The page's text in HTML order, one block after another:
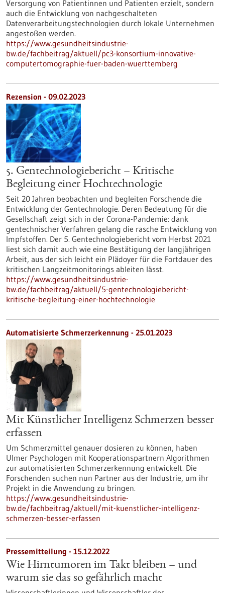
Versorgung von Patientinnen und Patienten erzielt, sondern
auch die Entwicklung von nachgeschalteten
Datenverarbeitungstechnologien durch lokale Unternehmen
angestoßen werden.
https://www.gesundheitsindustrie-
bw.de/fachbeitrag/aktuell/pc3-konsortium-innovative-
computertomographie-fuer-baden-wuerttemberg
Rezension - 09.02.2023
5. Gentechnologiebericht – Kritische
Begleitung einer Hochtechnologie
Seit 20 Jahren beobachten und begleiten Forschende die
Entwicklung der Gentechnologie. Deren Bedeutung für die
Gesellschaft zeigt sich in der Corona-Pandemie: dank
gentechnischer Verfahren gelang die rasche Entwicklung von
Impfstoffen. Der 5. Gentechnologiebericht vom Herbst 2021
liest sich damit auch wie eine Bestätigung der langjährigen
Arbeit, aus der sich leicht ein Plädoyer für die Fortdauer des
kritischen Langzeitmonitorings ableiten lässt.
https://www.gesundheitsindustrie-
bw.de/fachbeitrag/aktuell/5-gentechnologiebericht-
kritische-begleitung-einer-hochtechnologie
Automatisierte Schmerzerkennung - 25.01.2023
Mit Künstlicher Intelligenz Schmerzen besser
erfassen
Um Schmerzmittel genauer dosieren zu können, haben
Ulmer Psychologen mit Kooperationspartnern Algorithmen
zur automatisierten Schmerzerkennung entwickelt. Die
Forschenden suchen nun Partner aus der Industrie, um ihr
Projekt in die Anwendung zu bringen.
https://www.gesundheitsindustrie-
bw.de/fachbeitrag/aktuell/mit-kuenstlicher-intelligenz-
schmerzen-besser-erfassen
Pressemitteilung - 15.12.2022
Wie Hirntumoren im Takt bleiben – und
warum sie das so gefährlich macht